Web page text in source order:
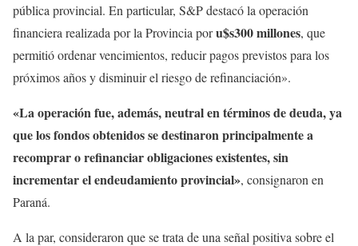
pública provincial. En particular, S&P destacó la operación
financiera realizada por la Provincia poru$s300 millones, que
permitió ordenar vencimientos, reducir pagos previstos para los
próximos años y disminuir el riesgo de refinanciación».
«La operación fue, además, neutral en términos de deuda, ya
que los fondos obtenidos se destinaron principalmente a
recomprar o refinanciar obligaciones existentes, sin
incrementar el endeudamiento provincial», consignaron en
Paraná.
A la par, consideraron que se trata de una señal positiva sobre el